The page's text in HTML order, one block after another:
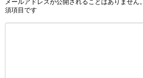
メールアドレスが公開されることはありません。
須項目です